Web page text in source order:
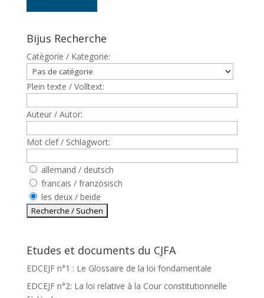
Bijus Recherche
Catègorie / Kategorie:
Plein texte / Volltext:
Auteur / Autor:
Mot clef / Schlagwort:
allemand / deutsch
francais / französisch
les deux / beide
Etudes et documents du CJFA
EDCEJF n°1 : Le Glossaire de la loi fondamentale
EDCEJF n°2: La loi relative à la Cour constitutionnelle